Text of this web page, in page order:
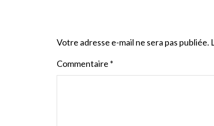
Votre adresse e-mail ne sera pas publiée.
Commentaire *